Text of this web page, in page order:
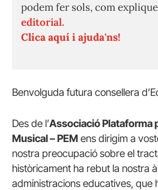
podem fer sols, com
editorial.
Clica aquí i ajuda'ns!
Benvolguda futura consellera
Des de l’Associació Plataforma
Musical – PEM ens dirigim a
nostra preocupació sobre el
històricament ha rebut la nostra
administracions educatives, que